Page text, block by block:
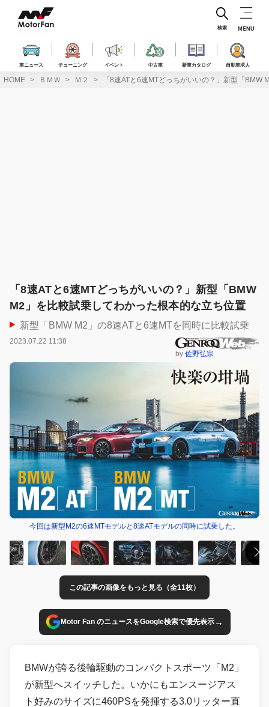
ス
車ニュース チューニング イベント 中古車 新車カタログ 自動車求人
検索 MENU
HOME ＢＭＷ Ｍ２ 「8速ATと6速MTどっちがいいの？」新型「
「8速ATと6速MTどっちがいいの？」新型「BMW
M2」を比較試乗してわかった根本的な立ち位置
新型「BMW M2」の8速ATと6速MTを同時に比較試乗
2023.07.22 11:38
by 佐野弘宗
今回は新型M2の6速MTモデルと8速ATモデルの同時に試乗した。
この記事の画像をもっと見る（全11枚）
Motor Fan のニュースをGoogle検索で優先表示→
BMWが誇る後輪駆動のコンパクトスポーツ「M2」
が新型へスイッチした。いかにもエンスージアス
ト好みのサイズに460PSを発揮する3.0リッター直